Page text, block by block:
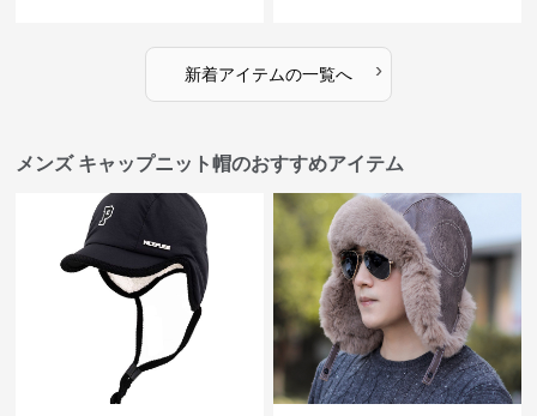
新着アイテムの一覧へ ›
メンズ キャップニット帽のおすすめアイテム